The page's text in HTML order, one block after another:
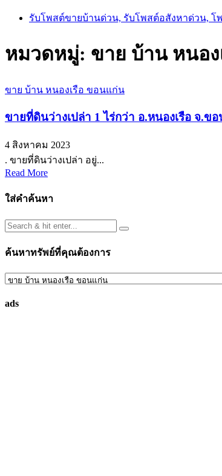
รับโพสต์ขายบ้านด่วน, รับโพสต์อสังหาด่วน,
หมวดหมู่: ขาย บ้าน หนอ
ขาย บ้าน หนองเรือ ขอนแก่น
ขายที่ดินว่างเปล่า 1 ไร่กว่า อ.หนองเรือ จ.ข
4 สิงหาคม 2023
. ขายที่ดินว่างเปล่า อยู่...
Read More
ใส่คำค้นหา
ค้นหาทรัพย์ที่คุณต้องการ
ค้นหา
ที่
ads